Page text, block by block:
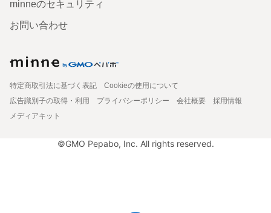
minneのセキュリティ
お問い合わせ
特定商取引法に基づく表記
Cookieの使用について
広告識別子の取得・利用
プライバシーポリシー 会社概要
採用情報
メディアキット
©GMO Pepabo, Inc. All rights reserved.